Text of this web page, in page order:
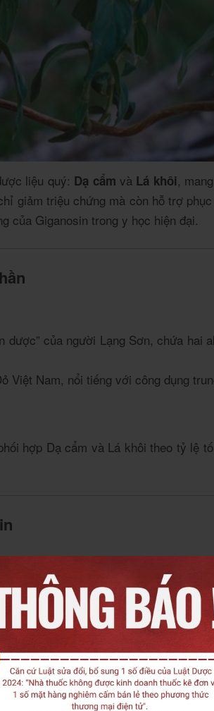
liệu quý: Dạ cẩm và Lá khôi,
giảm triệu chứng mà còn hỗ trợ
của Giganosin trong y học hiện đại.
dược” của người Lạng Sơn, chứa hai
Việt Nam, nổi tiếng với công dụng
hợp Dạ cẩm và Lá khôi theo tỷ lệ
tình trạng trào ngược và bào mòn
thường sau khi sử dụng46 .
(HP)– nguyên nhân chính gây